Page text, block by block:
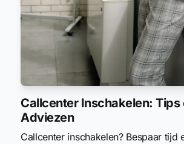
Callcenter Inschakelen: Tips
Adviezen
Callcenter inschakelen? Bespaar tijd